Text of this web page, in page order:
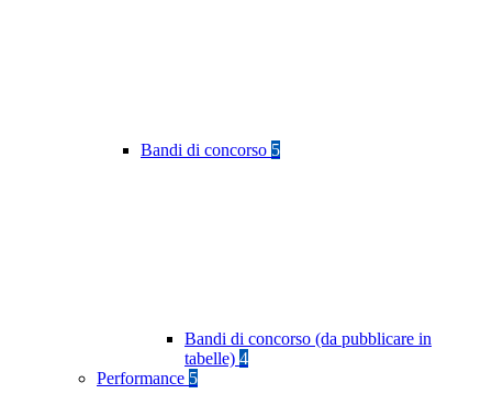
Bandi di concorso 5
Bandi di concorso (da pubblicare in
tabelle) 4
Performance 5